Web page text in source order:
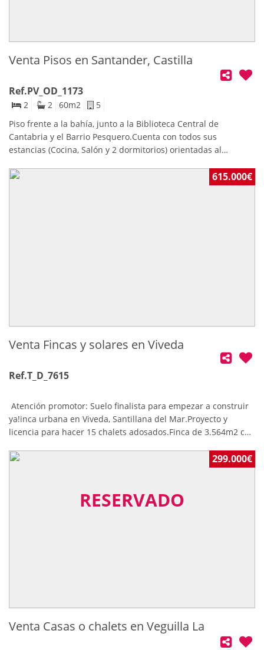
Venta Pisos en Santander, Castilla
Ref.PV_OD_1173
2 2 60m2
5
Piso frente a la bahía, junto a la Biblioteca Central de
Cantabria y el Barrio Pesquero.Cuenta con todos sus
estancias (Cocina, Salón y 2 dormitorios) orientadas al
trastero.Viso con vistas despejadas al estar en la planta 5ª y
tener el edificio de en frente solo dos alturas (biblioteca)
615.000€
Venta Fincas y solares en Viveda
Ref.T_D_7615
Atención promotor: Suelo finalista para empezar a construir
ya!inca urbana en Viveda, Santillana del Mar.Proyecto y
licencia para hacer 15 chalets adosados.Finca de 3.564m2 con
RESERVADO
299.000€
Venta Casas o chalets en Veguilla La